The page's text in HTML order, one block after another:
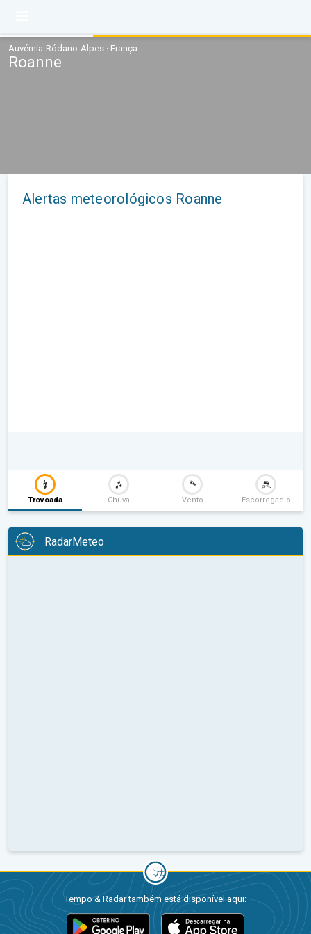
Auvérnia-Ródano-Alpes · França
Roanne
Alertas meteorológicos Roanne
Trovoada Chuva Vento Escorregadio
RadarMeteo
Tempo & Radar também está disponível aqui: